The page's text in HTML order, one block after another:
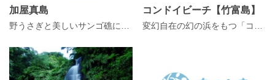
加屋真島 コンドイビーチ【竹富島】